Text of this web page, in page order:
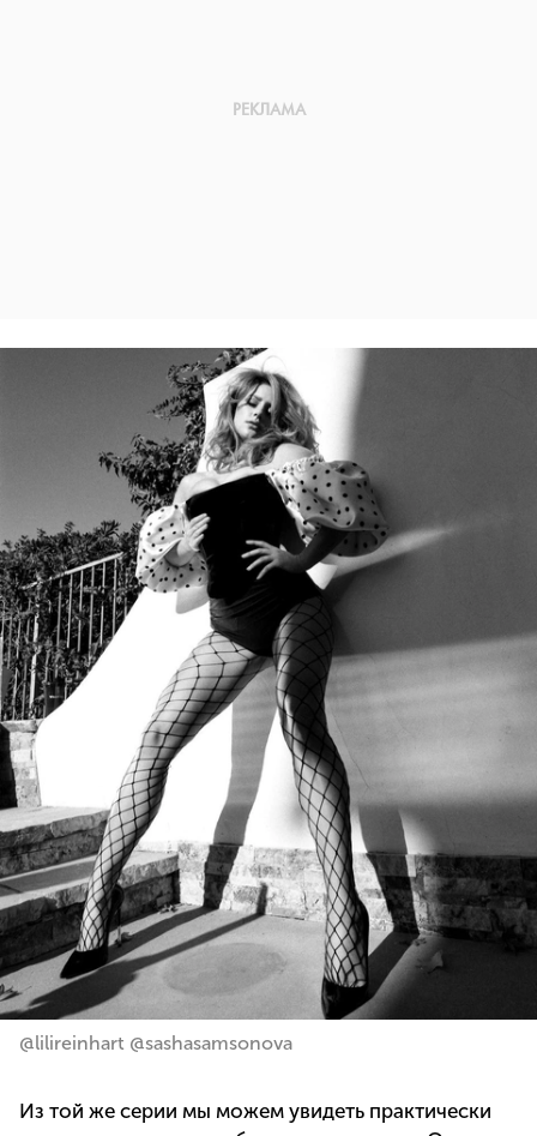
@lilireinhart @sashasamsonova
Из той же серии мы можем увидеть практически